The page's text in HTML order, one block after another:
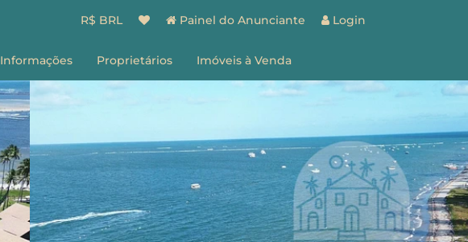
R$ BRL Painel do Anunciante Login
Informações
Sobre nós
Como Reservar
Termos e Condições
Proprietários
Espaço do Proprietário
Como Funciona
Fale Conosco
Imóveis à Venda